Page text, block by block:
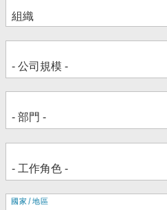
地
國家/地區